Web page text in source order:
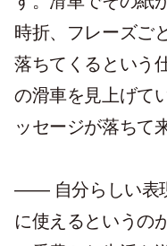
時折、フレーズご
落ちてくるという
の滑車を見上げて
ッセージが落ちて
―― 自分らしい表
に使えるというのが